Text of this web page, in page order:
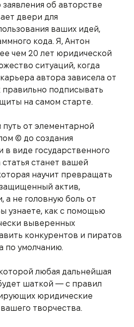
заявления об авторстве
двери для
ваших идей,
кода. Я, Антон
чем 20 лет юридической
ситуаций, когда
автора зависела от
правильно подписывать
на самом старте.
от элементарной
© до создания
виде государственного
станет вашей
научит превращать
актив,
а не головную боль от
узнаете, как с помощью
выверенных
конкурентов и пиратов
по умолчанию.
любая дальнейшая
шаткой — с правил
юридические
творчества.